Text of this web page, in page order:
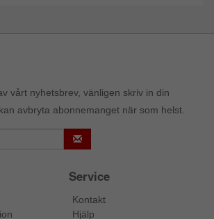
vårt nyhetsbrev, vänligen skriv in din
avbryta abonnemanget när som helst.
Service
Kontakt
Hjälp